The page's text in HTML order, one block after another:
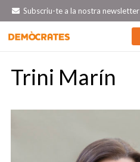
Subscriu-te a la nostra newsletter
Trini Marín